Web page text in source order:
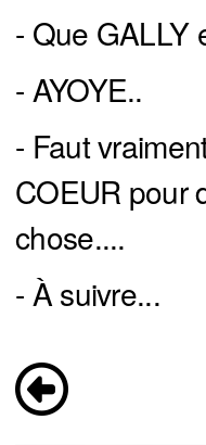
- Que GALLY
- AYOYE..
- Faut
COEUR pour
chose....
- À suivre...